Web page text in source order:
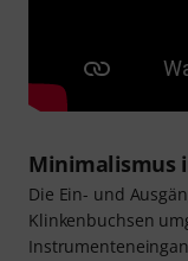
Minimalismus
Die Ein- und
Klinkenbuchsen